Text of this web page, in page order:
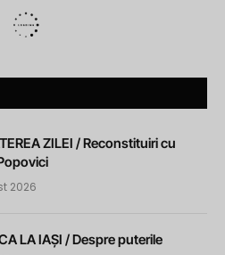
ZILEI / Reconstituiri cu
2026
LA IAȘI / Despre puterile